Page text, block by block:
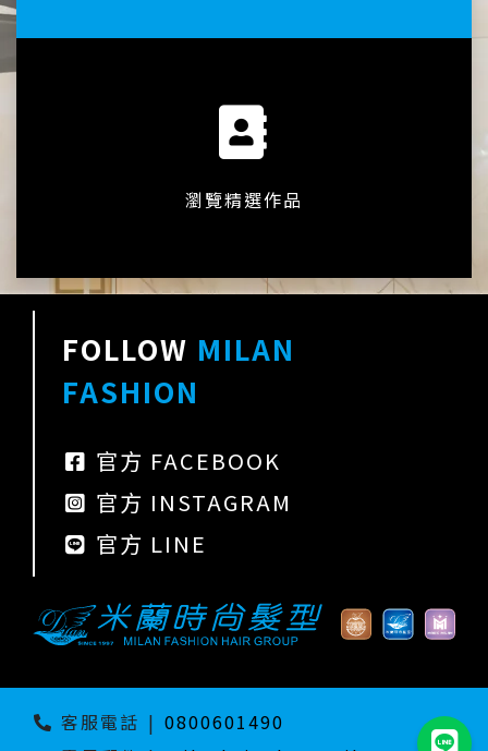
瀏覽精選作品
FOLLOW MILAN
FASHION
官方 FACEBOOK
官方 INSTAGRAM
官方 LINE
客服電話 | 0800601490